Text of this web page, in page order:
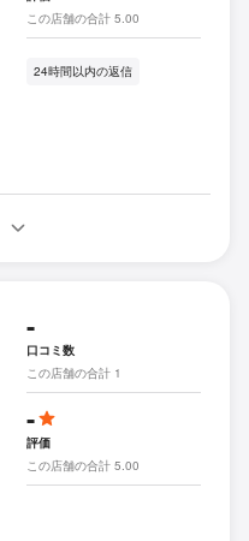
この店舗の合計 5.00
24時間以内の返信
-
口コミ数
この店舗の合計 1
-
評価
この店舗の合計 5.00